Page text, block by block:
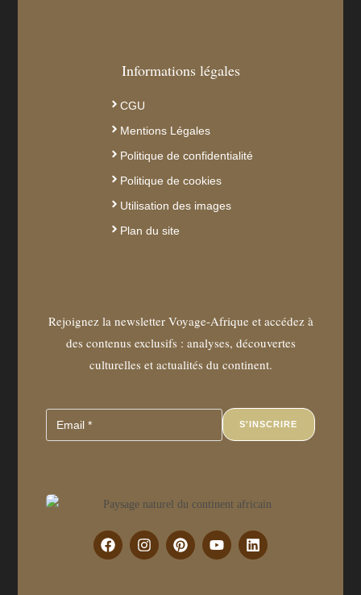
Informations légales
CGU
Mentions Légales
Politique de confidentialité
Politique de cookies
Utilisation des images
Plan du site
Rejoignez la newsletter Voyage-Afrique et accédez à
des contenus exclusifs : analyses, découvertes
culturelles et actualités du continent.
S'INSCRIRE